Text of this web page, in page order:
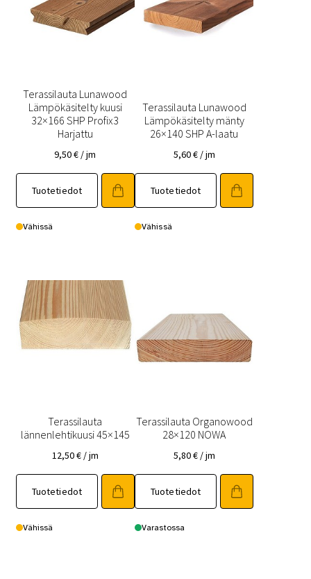
Terassilauta Lunawood
Lämpökäsitelty kuusi
32×166 SHP Profix3
Harjattu
9,50€ / jm
Tuotetiedot
Vähissä
Terassilauta Lunawood
Lämpökäsitelty mänty
26×140 SHP A-laatu
5,60€ / jm
Tuotetiedot
Vähissä
Terassilauta
lännenlehtikuusi 45×145
12,50€ / jm
Tuotetiedot
Vähissä
Terassilauta Organowood
28×120 NOWA
5,80€ / jm
Tuotetiedot
Varastossa